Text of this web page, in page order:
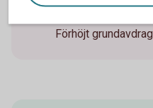
år
Förhöjt grundavdrag